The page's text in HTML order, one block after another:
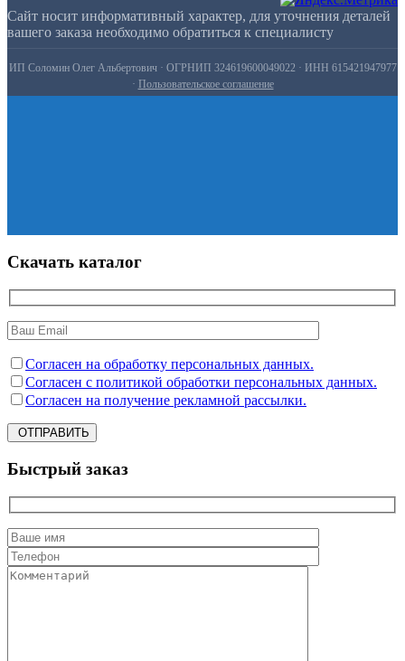
Сайт носит информативный характер, для уточнения деталей
вашего заказа необходимо обратиться к специалисту
ИП Соломин Олег Альбертович · ОГРНИП 324619600049022 · ИНН 615421947977
· Пользовательское соглашение
Скачать каталог
Согласен на обработку персональных данных.
Согласен с политикой обработки персональных данных.
Согласен на получение рекламной рассылки.
ОТПРАВИТЬ
Быстрый заказ